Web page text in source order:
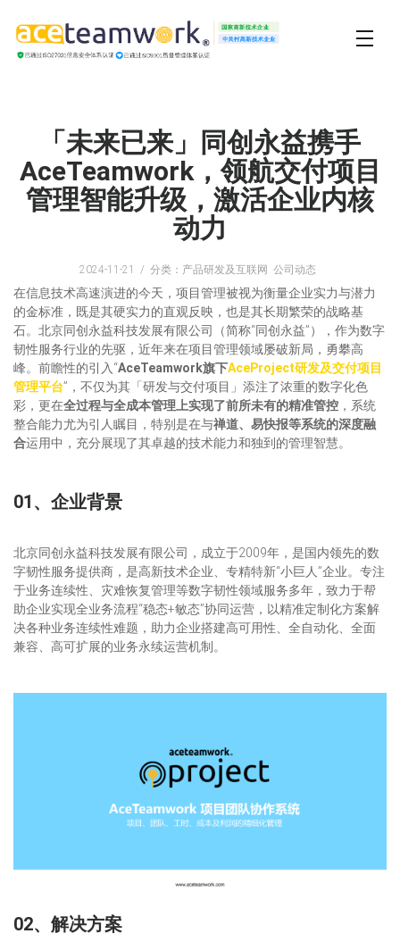
「未来已来」同创永益携手
AceTeamwork，领航交付项目
管理智能升级，激活企业内核
动力
2024-11-21 分类：产品研发及互联网 公司动态
在信息技术高速演进的今天，项目管理被视为衡量企业实力与潜力
的金标准，既是其硬实力的直观反映，也是其长期繁荣的战略基
石。北京同创永益科技发展有限公司（简称“同创永益”），作为数字
韧性服务行业的先驱，近年来在项目管理领域屡破新局，勇攀高
峰。前瞻性的引入“AceTeamwork旗下AceProject研发及交付项目
管理平台”，不仅为其「研发与交付项目」添注了浓重的数字化色
彩，更在全过程与全成本管理上实现了前所未有的精准管控 ，系统
整合能力尤为引人瞩目，特别是在与禅道、易快报等系统的深度融
合运用中，充分展现了其卓越的技术能力和独到的管理智慧。
01、企业背景
北京同创永益科技发展有限公司，成立于2009年，是国内领先的数
字韧性服务提供商，是高新技术企业、专精特新“小巨人”企业。专注
于业务连续性、灾难恢复管理等数字韧性领域服务多年，致力于帮
助企业实现全业务流程“稳态+敏态”协同运营，以精准定制化方案解
决各种业务连续性难题，助力企业搭建高可用性、全自动化、全面
兼容、高可扩展的业务永续运营机制。
02、解决方案